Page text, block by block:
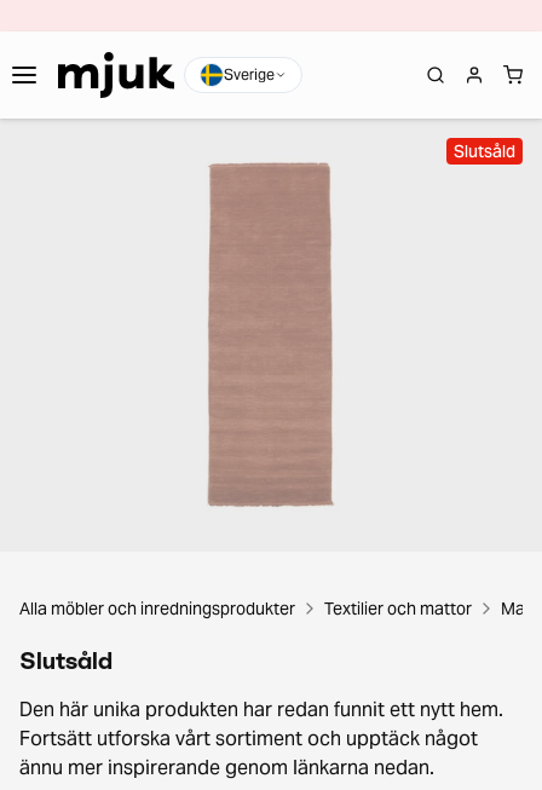
Sverige
Slutsåld
Alla möbler och inredningsprodukter Textilier och mattor
Slutsåld
Den här unika produkten har redan funnit ett nytt hem.
Fortsätt utforska vårt sortiment och upptäck något
ännu mer inspirerande genom länkarna nedan.